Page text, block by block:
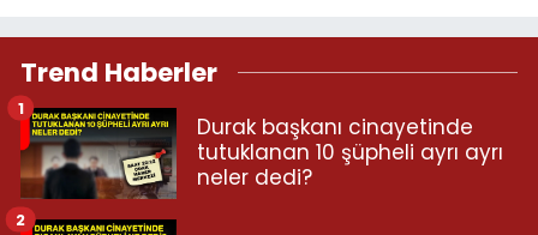
Trend Haberler
Durak başkanı cinayetinde
tutuklanan 10 şüpheli ayrı ayrı
neler dedi?
1
2